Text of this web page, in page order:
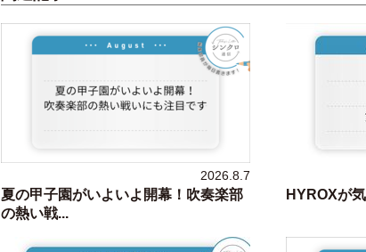
2026.8.7
夏の甲子園がいよいよ開幕！吹奏楽部
の熱い戦...
HYROXが